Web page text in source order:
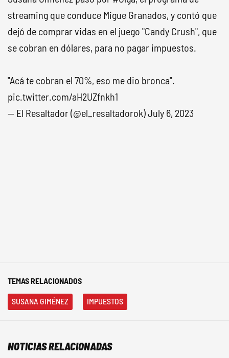
streaming que conduce Migue Granados, y contó que
dejó de comprar vidas en el juego "Candy Crush", que
se cobran en dólares, para no pagar impuestos.
"Acá te cobran el 70%, eso me dio bronca".
pic.twitter.com/aH2UZfnkh1
— El Resaltador (@el_resaltadorok)July 6, 2023
TEMAS RELACIONADOS
SUSANA GIMÉNEZ IMPUESTOS
NOTICIAS RELACIONADAS